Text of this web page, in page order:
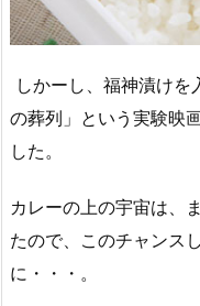
しかーし、福神漬け
の葬列」という実験映
した。
カレーの上の宇宙は、
たので、このチャンス
に・・・。